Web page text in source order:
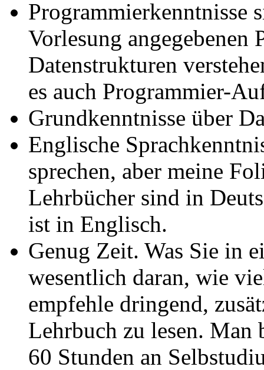
Programmierkenntnisse
Vorlesung
Datenstrukturen
es auch Programmier-
Grundkenntnisse über
Englische
sprechen, aber meine
Lehrbücher sind in
ist in Englisch.
Genug Zeit. Was Sie in
wesentlich daran, wie
empfehle dringend,
Lehrbuch zu lesen. Man
60 Stunden an